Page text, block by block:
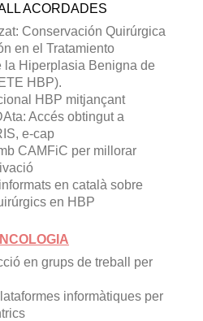
ACORDADES
Conservación Quirúrgica
en el Tratamiento
la Hiperplasia Benigna de
HBP).
HBP mitjançant
Accés obtingut a
e-cap
CAMFiC per millorar
en català sobre
en HBP
en grups de treball per
informàtiques per